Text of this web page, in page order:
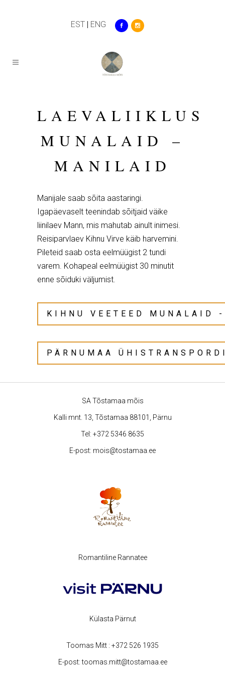
EST | ENG
LAEVALIIKLUS
MUNALAID –
MANILAID
Manijale saab sõita aastaringi.
Igapäevaselt teenindab sõitjaid väike
liinilaev Mann, mis mahutab ainult inimesi.
Reisiparvlaev Kihnu Virve käib harvemini.
Pileteid saab osta eelmüügist 2 tundi
varem. Kohapeal eelmüügist 30 minutit
enne sõiduki väljumist.
KIHNU VEETEED
PÄRNUMAA
SA Tõstamaa mõis
Kalli mnt. 13, Tõstamaa 88101, Pärnu
Tel: +372 5346 8635
E-post: mois@tostamaa.ee
Romantiline Rannatee
Külasta Pärnut
Toomas Mitt : +372 526 1935
E-post:toomas.mitt@tostamaa.ee